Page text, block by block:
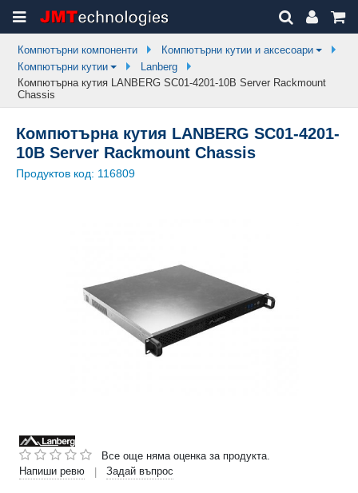
Компютърни компоненти
Компютърни кутии и аксесоари
Компютърни кутии
Lanberg
Компютърна кутия LANBERG SC01-4201-10B Server Rackmount
Chassis
Компютърна кутия LANBERG SC01-4201-
10B Server Rackmount Chassis
Продуктов код: 116809
Все още няма оценка за продукта.
Напиши ревю
| Задай въпрос